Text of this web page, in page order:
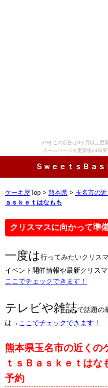
[PR] この広告は3ヶ月以上更
ホームページを更新後24時
ＳｗｅｅｔｓＢａ
ケーキ屋 Top > 熊本県 > 玉名市の
ａｓｋｅｔはなもも
クリスマスに向かって準
一度は行ってみたいクリス
イベント開催情報や最新クリス
ここでチェックできます！
テレビや雑誌で話題の
は→ ここでチェックできます！
熊本県玉名市の近くの
ｔｓＢａｓｋｅｔは
予約